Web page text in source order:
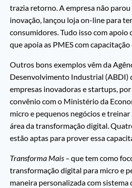
trazia retorno. A empresa não
inovação, lançou loja on-line para
consumidores. Tudo isso com apoio
que apoia as PMES com
Outros bons exemplos vêm da
Desenvolvimento Industrial (ABDI)
empresas inovadoras e startups,
convênio com o Ministério da
micro e pequenos negócios e
área da transformação digital.
estão aptas para prover essa
Transforma Mais –que tem como
transformação digital para micro e
maneira personalizada com sistema